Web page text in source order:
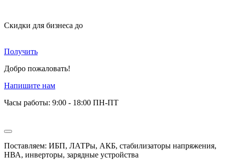
Скидки для бизнеса до
Получить
Добро пожаловать!
Напишите нам
Часы работы: 9:00 - 18:00 ПН-ПТ
Поставляем: ИБП, ЛАТРы, АКБ, стабилизаторы напряжения,
НВА, инверторы, зарядные устройства